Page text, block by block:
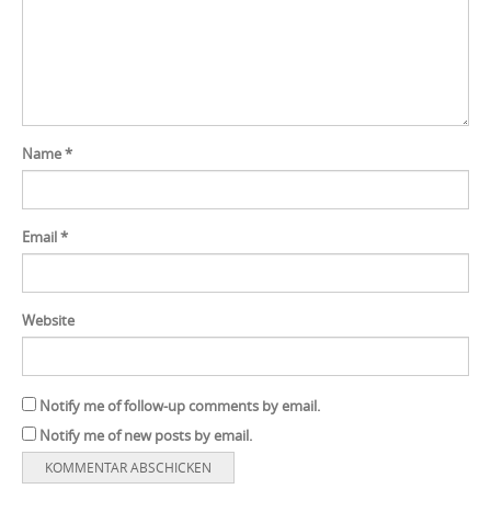
Name*
Email*
Website
Notify me of follow-up comments by email.
Notify me of new posts by email.